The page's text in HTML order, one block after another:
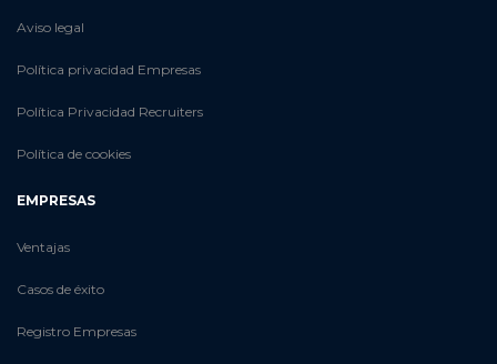
Aviso legal
Política privacidad Empresas
Política Privacidad Recruiters
Política de cookies
EMPRESAS
Ventajas
Casos de éxito
Registro Empresas